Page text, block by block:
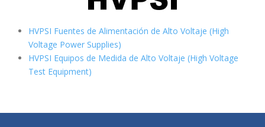
HVPSI Fuentes de Alimentación de Alto Voltaje (High
Voltage Power Supplies)
HVPSI Equipos de Medida de Alto Voltaje (High Voltage
Test Equipment)